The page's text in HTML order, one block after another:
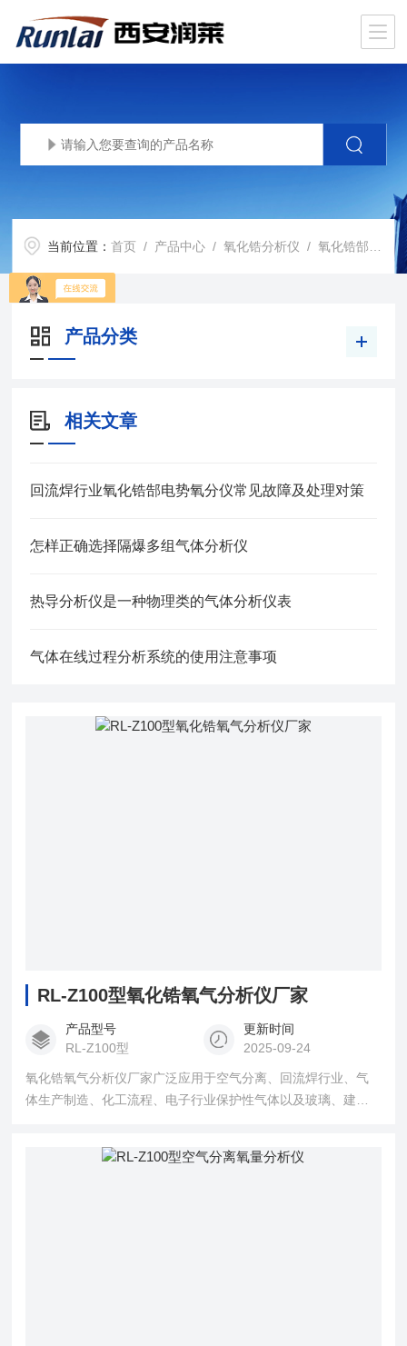
当前位置：首页 / 产品中心 /氧化锆分析仪 /氧化锆郜电势氧分仪
产品分类
相关文章
回流焊行业氧化锆郜电势氧分仪常见故障及处理对策
怎样正确选择隔爆多组气体分析仪
热导分析仪是一种物理类的气体分析仪表
气体在线过程分析系统的使用注意事项
RL-Z100型氧化锆氧气分析仪厂家
产品型号
RL-Z100型
更新时间
2025-09-24
氧化锆氧气分析仪厂家广泛应用于空气分离、回流焊行业、气
体生产制造、化工流程、电子行业保护性气体以及玻璃、建材